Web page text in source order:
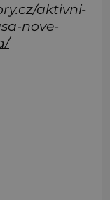
aktivni-
nove-